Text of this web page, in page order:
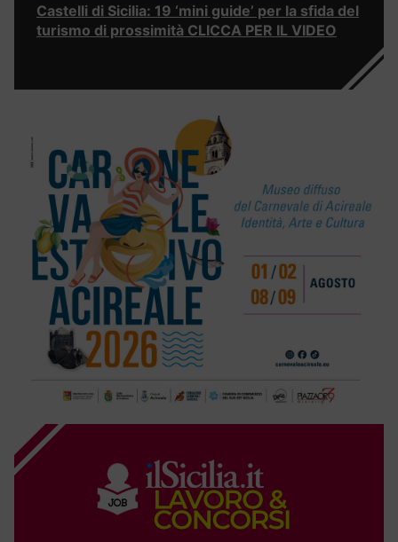
Castelli di Sicilia: 19 ‘mini guide’ per la sfida del
turismo di prossimità CLICCA PER IL VIDEO